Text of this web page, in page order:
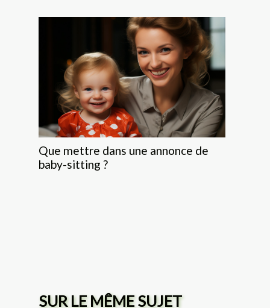
Que mettre dans une annonce de
baby-sitting ?
SUR LE MÊME SUJET